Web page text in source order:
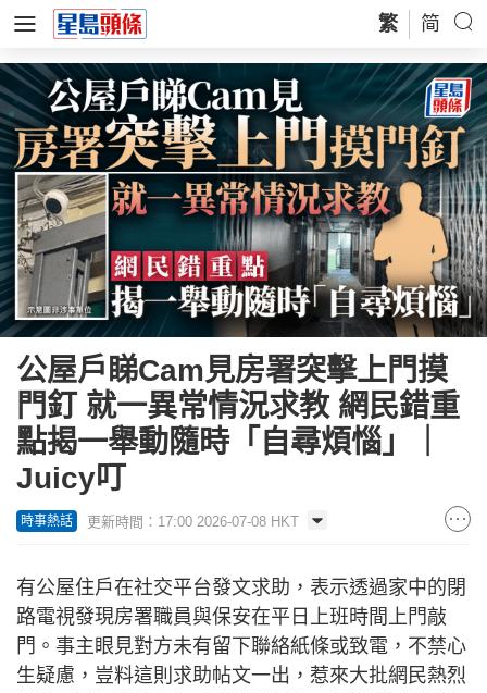
繁 简
公屋戶睇Cam見房署突擊上門摸
門釘 就一異常情況求教 網民錯重
點揭一舉動隨時「自尋煩惱」｜
Juicy叮
時事熱話 更新時間：17:00 2026-07-08 HKT
有公屋住戶在社交平台發文求助，表示透過家中的閉
路電視發現房署職員與保安在平日上班時間上門敲
門。事主眼見對方未有留下聯絡紙條或致電，不禁心
生疑慮，豈料這則求助帖文一出，惹來大批網民熱烈